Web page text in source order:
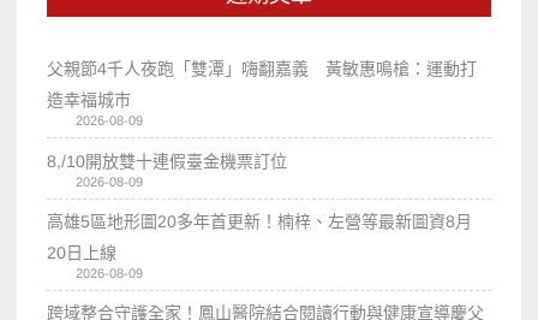
父親節4千人夜跑「雙潭」嗨翻嘉義 黃敏惠鳴槍：運動打
造幸福城市
2026-08-09
8,/10開放雙十連假臺金機票訂位
2026-08-09
高雄5區地形圖20多年首更新！楠梓、左營等最新圖資8月
20日上線
2026-08-09
跨域整合守護全家！鳳山醫院結合閱讀行動與健康宣導慶父